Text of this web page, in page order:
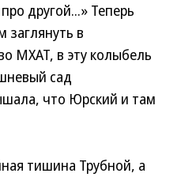
другой...» Теперь
заглянуть в
МХАТ, в эту колыбель
сад
что Юрский и там
тишина Трубной, а